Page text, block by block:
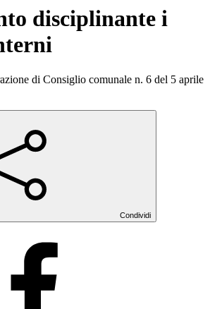
disciplinante i
di Consiglio comunale n. 6 del 5 aprile
Condividi